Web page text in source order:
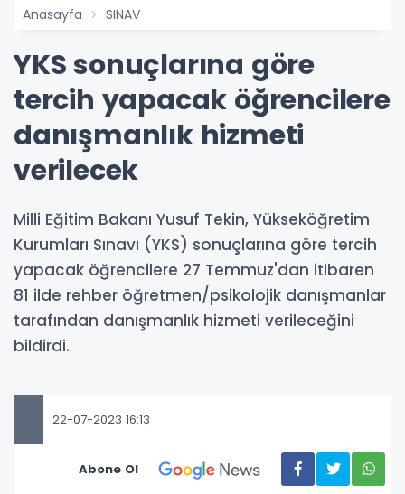
Anasayfa SINAV
YKS sonuçlarına göre
tercih yapacak öğrencilere
danışmanlık hizmeti
verilecek
Milli Eğitim Bakanı Yusuf Tekin, Yükseköğretim
Kurumları Sınavı (YKS) sonuçlarına göre tercih
yapacak öğrencilere 27 Temmuz'dan itibaren
81 ilde rehber öğretmen/psikolojik danışmanlar
tarafından danışmanlık hizmeti verileceğini
bildirdi.
22-07-2023 16:13
Abone Ol